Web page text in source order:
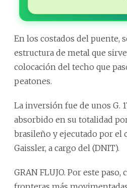
En los costados del puente,
estructura de metal que
colocación del techo que
peatones.
La inversión fue de unos G.
absorbido en su totalidad
brasileño y ejecutado por el
Gaissler, a cargo del (DNIT).
GRAN FLUJO. Por este